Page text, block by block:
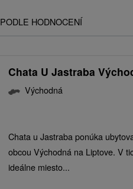
PODLE HODNOCENÍ
Chata U Jastraba
Východná
Chata u Jastraba ponúka
obcou Východná na Liptove. V
ideálne miesto...